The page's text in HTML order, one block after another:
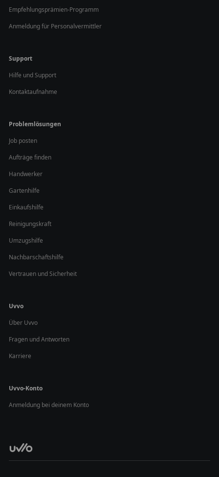
Empfehlungsprämien-Programm
Anmeldung für Personalvermittler
Support
Hilfe und Support
Kontaktaufnahme
Problemlösungen
Job posten
Aufträge finden
Handwerker
Gartenhilfe
Einkaufshilfe
Reinigungskraft
Umzugshilfe
Nachbarschaftshilfe
Vertrauen und Sicherheit
Uvvo
Über Uvvo
Fragen und Antworten
Karriere
Uvvo-Konto
Anmeldung bei deinem Konto